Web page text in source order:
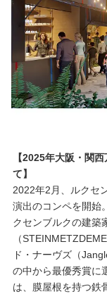
【2025年大阪・関
て】
2022年2月、ルクセ
演出のコンペを開始
クセンブルクの建築
（
ド・ナーヴズ（
の中から最優秀賞に
は、膜屋根を持つ鉄